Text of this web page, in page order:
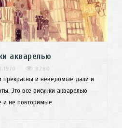
акварелью
8280
прекрасны и неведомые дали и
Это все рисунки акварелью
и не повторимые